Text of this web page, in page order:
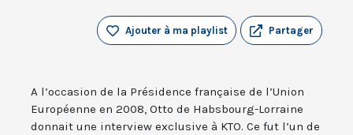
Partager
Ajouter à ma playlist
A l’occasion de la Présidence française de l’Union
Européenne en 2008, Otto de Habsbourg-Lorraine
donnait une interview exclusive à KTO. Ce fut l’un de